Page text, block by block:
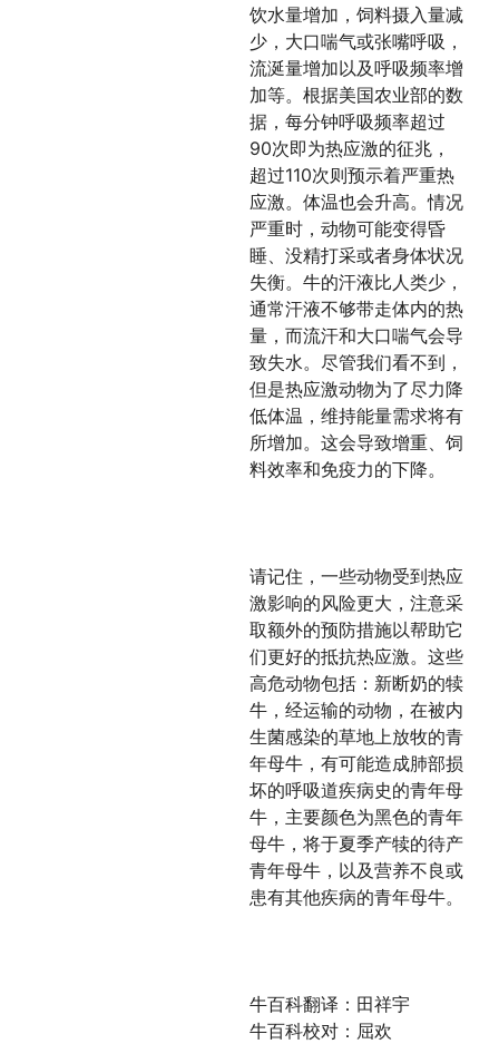
饮水量增加，饲料摄入量减
少，大口喘气或张嘴呼吸，
流涎量增加以及呼吸频率增
加等。根据美国农业部的数
据，每分钟呼吸频率超过
90次即为热应激的征兆，
超过110次则预示着严重热
应激。体温也会升高。情况
严重时，动物可能变得昏
睡、没精打采或者身体状况
失衡。牛的汗液比人类少，
通常汗液不够带走体内的热
量，而流汗和大口喘气会导
致失水。尽管我们看不到，
但是热应激动物为了尽力降
低体温，维持能量需求将有
所增加。这会导致增重、饲
料效率和免疫力的下降。
请记住，一些动物受到热应
激影响的风险更大，注意采
取额外的预防措施以帮助它
们更好的抵抗热应激。这些
高危动物包括：新断奶的犊
牛，经运输的动物，在被内
生菌感染的草地上放牧的青
年母牛，有可能造成肺部损
坏的呼吸道疾病史的青年母
牛，主要颜色为黑色的青年
母牛，将于夏季产犊的待产
青年母牛，以及营养不良或
患有其他疾病的青年母牛。
牛百科翻译：田祥宇
牛百科校对：屈欢